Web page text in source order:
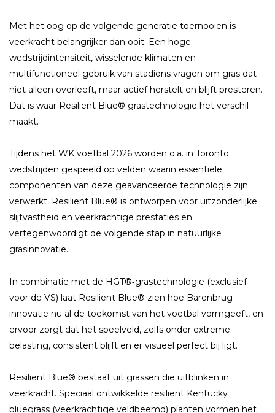
Met het oog op de volgende generatie toernooien is
veerkracht belangrijker dan ooit. Een hoge
wedstrijdintensiteit, wisselende klimaten en
multifunctioneel gebruik van stadions vragen om gras dat
niet alleen overleeft, maar actief herstelt en blijft presteren.
Dat is waar Resilient Blue® grastechnologie het verschil
maakt.
Tijdens het WK voetbal 2026 worden o.a. in Toronto
wedstrijden gespeeld op velden waarin essentiële
componenten van deze geavanceerde technologie zijn
verwerkt. Resilient Blue® is ontworpen voor uitzonderlijke
slijtvastheid en veerkrachtige prestaties en
vertegenwoordigt de volgende stap in natuurlijke
grasinnovatie.
In combinatie met de HGT®‑grastechnologie (exclusief
voor de VS) laat Resilient Blue® zien hoe Barenbrug
innovatie nu al de toekomst van het voetbal vormgeeft, en
ervoor zorgt dat het speelveld, zelfs onder extreme
belasting, consistent blijft en er visueel perfect bij ligt.
Resilient Blue® bestaat uit grassen die uitblinken in
veerkracht. Speciaal ontwikkelde resilient Kentucky
bluegrass (veerkrachtige veldbeemd) planten vormen het